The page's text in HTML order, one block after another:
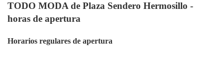
TODO MODA de Plaza Sendero Hermosillo -
horas de apertura
Horarios regulares de apertura